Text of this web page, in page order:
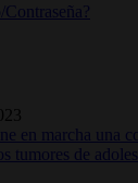
Contraseña?